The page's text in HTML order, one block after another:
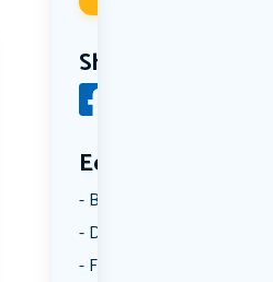
Share
Een aantal
Borrelen
Dansen
Fietsen